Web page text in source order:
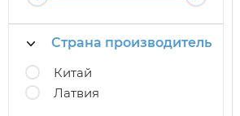
Страна производитель
Китай
Латвия